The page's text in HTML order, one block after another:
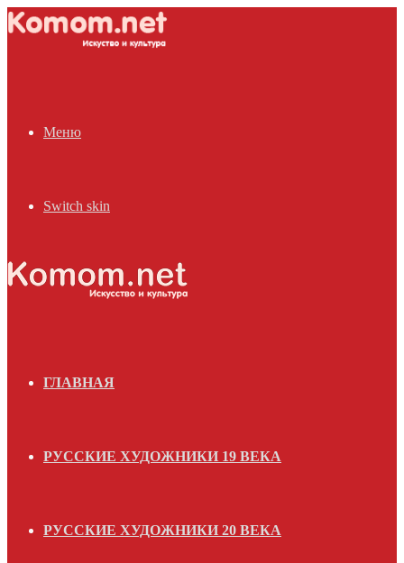
Меню
Switch skin
ГЛАВНАЯ
РУССКИЕ ХУДОЖНИКИ 19 ВЕКА
РУССКИЕ ХУДОЖНИКИ 20 ВЕКА